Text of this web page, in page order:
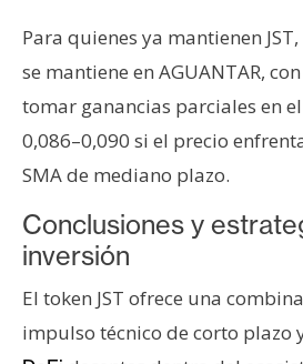
Para quienes ya mantienen
se mantiene en AGUANTAR,
tomar ganancias parciales en
0,086–0,090 si el precio
SMA de mediano plazo.
Conclusiones y
inversión
El token JST ofrece una
impulso técnico de corto plazo